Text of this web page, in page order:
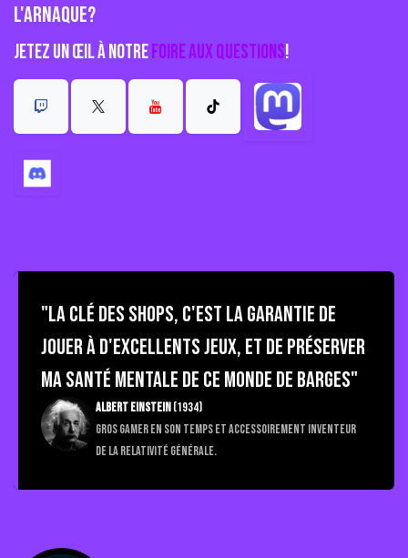
l'arnaque?
Jetez un œil à notreFoire aux questions!
"La Clé des Shops, c'est la garantie de
jouer à d'excellents jeux, et de préserver
ma santé mentale de ce monde de barges"
Albert Einstein(1934)
Gros gamer en son temps et accessoirement inventeur
de la relativité générale.